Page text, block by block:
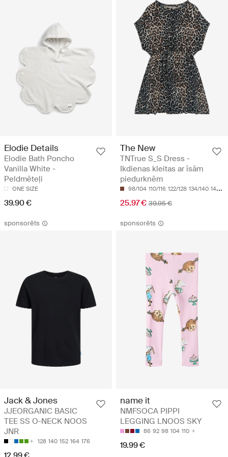
Elodie Details
Elodie Bath Poncho
Vanilla White -
Peldmēteļi
ONE SIZE
39.90 €
The New
TNTrue S_S Dress -
Ikdienas kleitas ar īsām
piedurknēm
98/104 110/116 122/128 134/140 146/152
25.97 € 39.95 €
sponsorēts
Jack & Jones
JJEORGANIC BASIC
TEE SS O-NECK NOOS
JNR
128 140 152 164 176
sponsorēts
name it
NMFSOCA PIPPI
LEGGING LNOOS SKY
86 92 98 104 110
19.99 €